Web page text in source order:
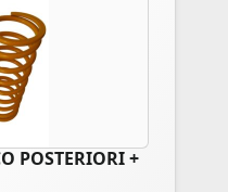
POSTERIORI +